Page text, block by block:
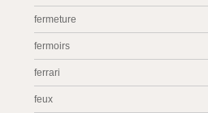
fermeture
fermoirs
ferrari
feux